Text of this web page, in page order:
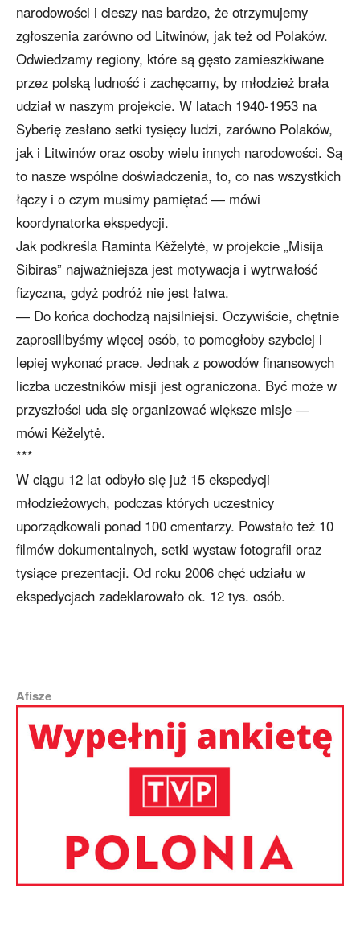
narodowości i cieszy nas bardzo, że otrzymujemy
zgłoszenia zarówno od Litwinów, jak też od Polaków.
Odwiedzamy regiony, które są gęsto zamieszkiwane
przez polską ludność i zachęcamy, by młodzież brała
udział w naszym projekcie. W latach 1940-1953 na
Syberię zesłano setki tysięcy ludzi, zarówno Polaków,
jak i Litwinów oraz osoby wielu innych narodowości. Są
to nasze wspólne doświadczenia, to, co nas wszystkich
łączy i o czym musimy pamiętać ― mówi
koordynatorka ekspedycji.
Jak podkreśla Raminta Kėželytė, w projekcie „Misija
Sibiras” najważniejsza jest motywacja i wytrwałość
fizyczna, gdyż podróż nie jest łatwa.
― Do końca dochodzą najsilniejsi. Oczywiście, chętnie
zaprosilibyśmy więcej osób, to pomogłoby szybciej i
lepiej wykonać prace. Jednak z powodów finansowych
liczba uczestników misji jest ograniczona. Być może w
przyszłości uda się organizować większe misje ―
mówi Kėželytė.
***
W ciągu 12 lat odbyło się już 15 ekspedycji
młodzieżowych, podczas których uczestnicy
uporządkowali ponad 100 cmentarzy. Powstało też 10
filmów dokumentalnych, setki wystaw fotografii oraz
tysiące prezentacji. Od roku 2006 chęć udziału w
ekspedycjach zadeklarowało ok. 12 tys. osób.
Afisze